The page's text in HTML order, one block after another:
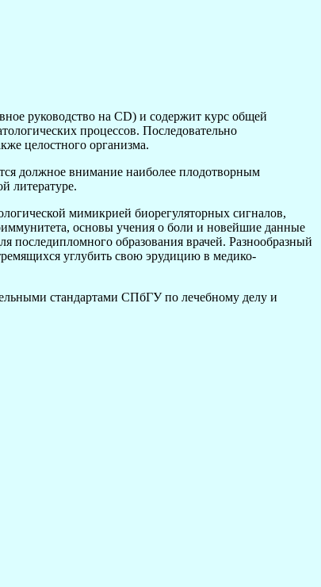
руководство на CD) и содержит курс общей
процессов. Последовательно
целостного организма.
должное внимание наиболее плодотворным
литературе.
мимикрией биорегуляторных сигналов,
основы учения о боли и новейшие данные
последипломного образования врачей. Разнообразный
углубить свою эрудицию в медико-
стандартами СПбГУ по лечебному делу и